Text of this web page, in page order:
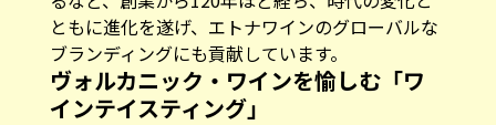
ともに進化を遂げ、エトナワインのグローバルな
ブランディングにも貢献しています。
ヴォルカニック・ワインを愉しむ「ワ
インテイスティング」